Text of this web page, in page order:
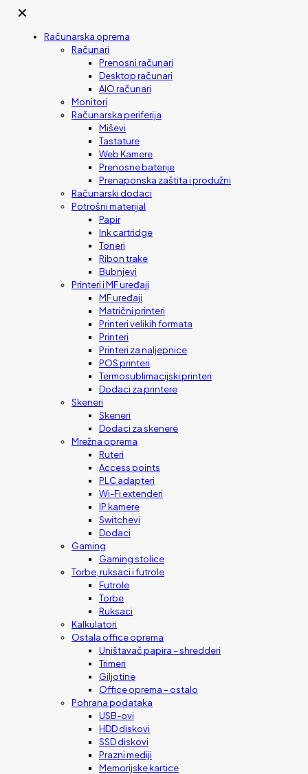
✕
Računarska oprema
Računari
Prenosni računari
Desktop računari
AIO računari
Monitori
Računarska periferija
Miševi
Tastature
Web Kamere
Prenosne baterije
Prenaponska zaštita i produžni
Računarski dodaci
Potrošni materijal
Papir
Ink cartridge
Toneri
Ribon trake
Bubnjevi
Printeri i MF uređaji
MF uređaji
Matrični printeri
Printeri velikih formata
Printeri
Printeri za naljepnice
POS printeri
Termosublimacijski printeri
Dodaci za printere
Skeneri
Skeneri
Dodaci za skenere
Mrežna oprema
Ruteri
Access points
PLC adapteri
Wi-Fi extenderi
IP kamere
Switchevi
Dodaci
Gaming
Gaming stolice
Torbe, ruksaci i futrole
Futrole
Torbe
Ruksaci
Kalkulatori
Ostala office oprema
Uništavač papira – shredderi
Trimeri
Giljotine
Office oprema – ostalo
Pohrana podataka
USB-ovi
HDD diskovi
SSD diskovi
Prazni mediji
Memorijske kartice